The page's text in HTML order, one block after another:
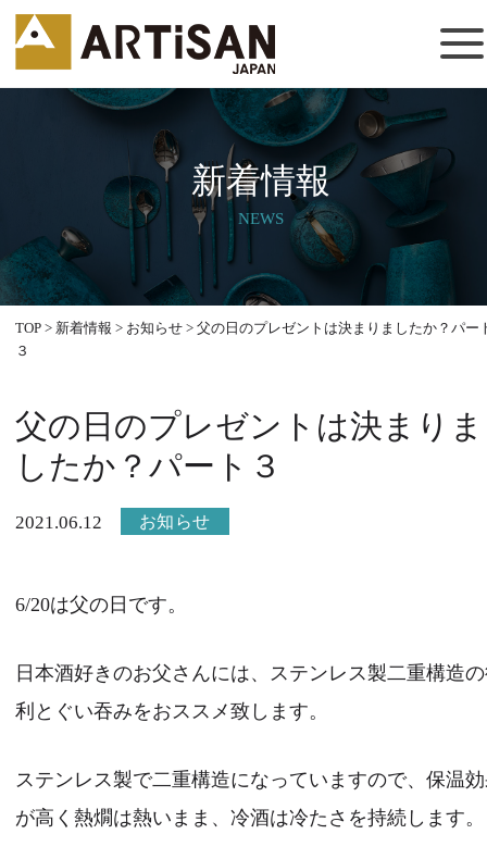
新着情報
NEWS
TOP > 新着情報 > お知らせ >父の日のプレゼントは決まりましたか？パー
３
父の日のプレゼントは決まりま
したか？パート３
2021.06.12 お知らせ
6/20は父の日です。
日本酒好きのお父さんには、ステンレス製二重構造
利とぐい吞みをおススメ致します。
ステンレス製で二重構造になっていますので、保温
が高く熱燗は熱いまま、冷酒は冷たさを持続します。